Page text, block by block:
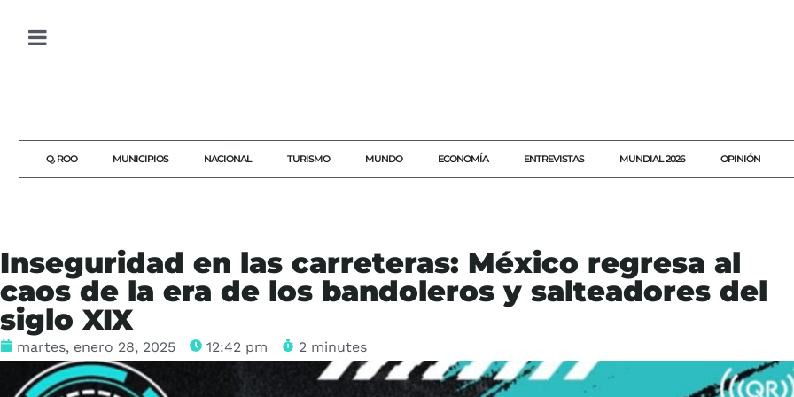
Q. ROO MUNICIPIOS NACIONAL TURISMO MUNDO ECONOMÍA ENTREVISTAS MUNDIAL 2026 OPINIÓN
Inseguridad en las carreteras: México regresa al
caos de la era de los bandoleros y salteadores del
siglo XIX
martes, enero 28, 2025 12:42 pm 2 minutes